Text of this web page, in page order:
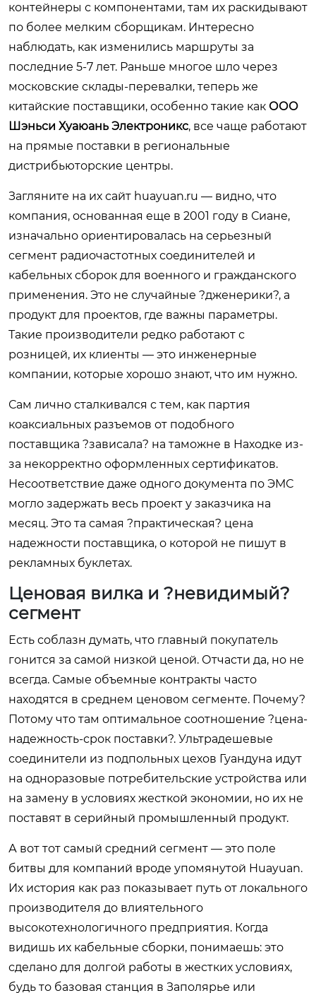
контейнеры с компонентами, там их раскидывают
по более мелким сборщикам. Интересно
наблюдать, как изменились маршруты за
последние 5-7 лет. Раньше многое шло через
московские склады-перевалки, теперь же
китайские поставщики, особенно такие как ООО
Шэньси Хуаюань Электроникс, все чаще работают
на прямые поставки в региональные
дистрибьюторские центры.
Загляните на их сайт huayuan.ru — видно, что
компания, основанная еще в 2001 году в Сиане,
изначально ориентировалась на серьезный
сегмент радиочастотных соединителей и
кабельных сборок для военного и гражданского
применения. Это не случайные ?дженерики?, а
продукт для проектов, где важны параметры.
Такие производители редко работают с
розницей, их клиенты — это инженерные
компании, которые хорошо знают, что им нужно.
Сам лично сталкивался с тем, как партия
коаксиальных разъемов от подобного
поставщика ?зависала? на таможне в Находке из-
за некорректно оформленных сертификатов.
Несоответствие даже одного документа по ЭМС
могло задержать весь проект у заказчика на
месяц. Это та самая ?практическая? цена
надежности поставщика, о которой не пишут в
рекламных буклетах.
Ценовая вилка и ?невидимый?
сегмент
Есть соблазн думать, что главный покупатель
гонится за самой низкой ценой. Отчасти да, но не
всегда. Самые объемные контракты часто
находятся в среднем ценовом сегменте. Почему?
Потому что там оптимальное соотношение ?цена-
надежность-срок поставки?. Ультрадешевые
соединители из подпольных цехов Гуандуна идут
на одноразовые потребительские устройства или
на замену в условиях жесткой экономии, но их не
поставят в серийный промышленный продукт.
А вот тот самый средний сегмент — это поле
битвы для компаний вроде упомянутой Huayuan.
Их история как раз показывает путь от локального
производителя до влиятельного
высокотехнологичного предприятия. Когда
видишь их кабельные сборки, понимаешь: это
сделано для долгой работы в жестких условиях,
будь то базовая станция в Заполярье или